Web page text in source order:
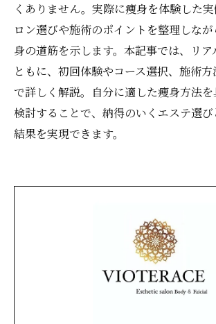
くありません。実際に痩身を体験した
ロン選びや施術のポイントを整理しな
身の道筋を示します。本記事では、リア
ともに、初回体験やコース選択、施術
で詳しく解説。自分に適した痩身方法を
検討することで、納得のいくエステ選
結果を実現できます。